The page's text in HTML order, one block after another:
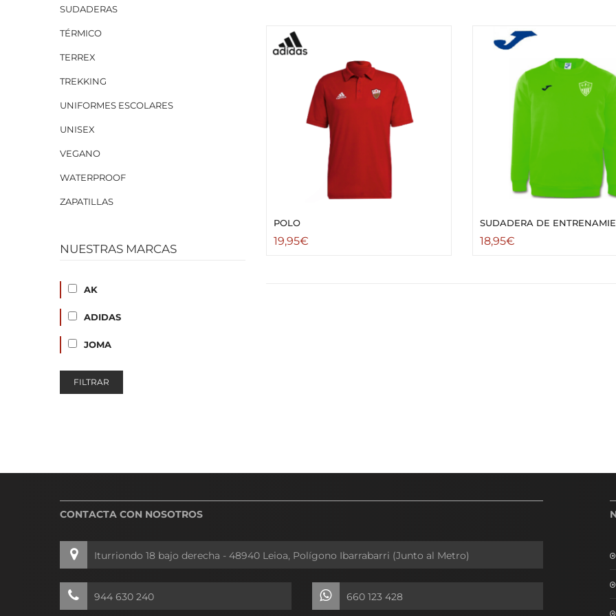
SUDADERAS
TÉRMICO
TERREX
TREKKING
UNIFORMES ESCOLARES
UNISEX
VEGANO
WATERPROOF
ZAPATILLAS
NUESTRAS MARCAS
AK
ADIDAS
JOMA
FILTRAR
POLO
19,95€
SUDADERA DE
18,95€
CONTACTA CON NOSOTROS
Iturriondo 18 bajo derecha - 48940 Leioa, Polígono Ibarrabarri (Junto al Metro)
944 630 240 660 123 428